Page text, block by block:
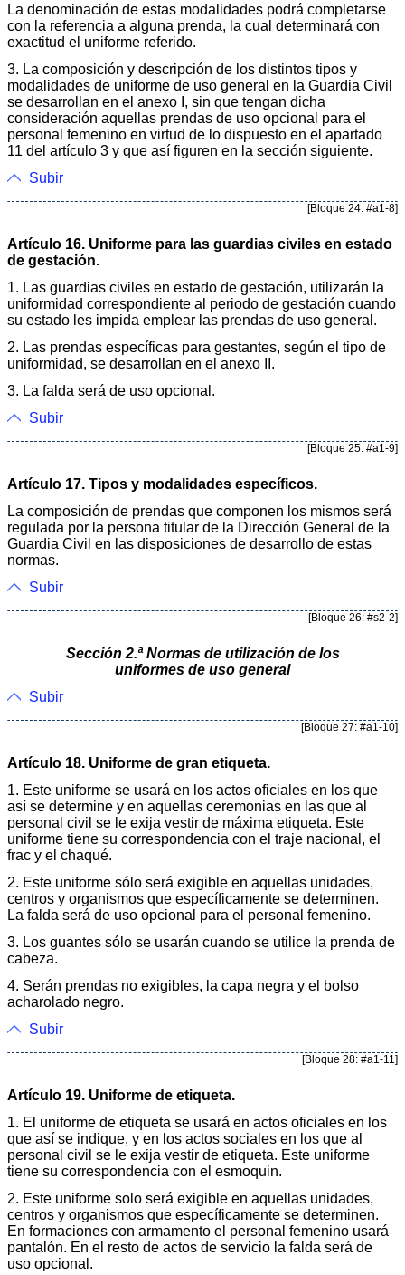
La denominación de estas modalidades podrá completarse
con la referencia a alguna prenda, la cual determinará con
exactitud el uniforme referido.
3. La composición y descripción de los distintos tipos y
modalidades de uniforme de uso general en la Guardia Civil
se desarrollan en el anexo I, sin que tengan dicha
consideración aquellas prendas de uso opcional para el
personal femenino en virtud de lo dispuesto en el apartado
11 del artículo 3 y que así figuren en la sección siguiente.
Subir
[Bloque 24: #a1-8]
Artículo 16. Uniforme para las guardias civiles en estado
de gestación.
1. Las guardias civiles en estado de gestación, utilizarán la
uniformidad correspondiente al periodo de gestación cuando
su estado les impida emplear las prendas de uso general.
2. Las prendas específicas para gestantes, según el tipo de
uniformidad, se desarrollan en el anexo II.
3. La falda será de uso opcional.
Subir
[Bloque 25: #a1-9]
Artículo 17. Tipos y modalidades específicos.
La composición de prendas que componen los mismos será
regulada por la persona titular de la Dirección General de la
Guardia Civil en las disposiciones de desarrollo de estas
normas.
Subir
[Bloque 26: #s2-2]
Sección 2.ª Normas de utilización de los
uniformes de uso general
Subir
[Bloque 27: #a1-10]
Artículo 18. Uniforme de gran etiqueta.
1. Este uniforme se usará en los actos oficiales en los que
así se determine y en aquellas ceremonias en las que al
personal civil se le exija vestir de máxima etiqueta. Este
uniforme tiene su correspondencia con el traje nacional, el
frac y el chaqué.
2. Este uniforme sólo será exigible en aquellas unidades,
centros y organismos que específicamente se determinen.
La falda será de uso opcional para el personal femenino.
3. Los guantes sólo se usarán cuando se utilice la prenda de
cabeza.
4. Serán prendas no exigibles, la capa negra y el bolso
acharolado negro.
Subir
[Bloque 28: #a1-11]
Artículo 19. Uniforme de etiqueta.
1. El uniforme de etiqueta se usará en actos oficiales en los
que así se indique, y en los actos sociales en los que al
personal civil se le exija vestir de etiqueta. Este uniforme
tiene su correspondencia con el esmoquin.
2. Este uniforme solo será exigible en aquellas unidades,
centros y organismos que específicamente se determinen.
En formaciones con armamento el personal femenino usará
pantalón. En el resto de actos de servicio la falda será de
uso opcional.